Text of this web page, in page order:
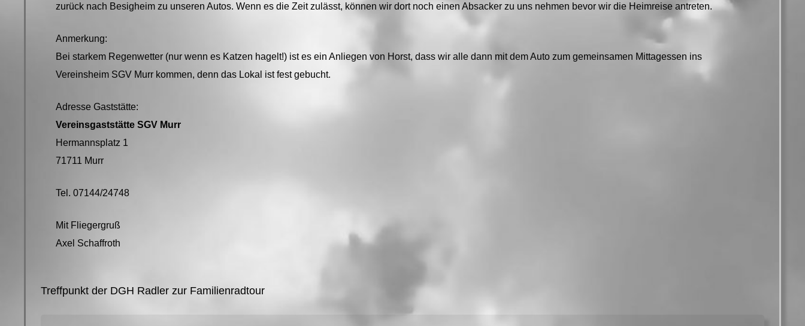
zurück nach Besigheim zu unseren Autos. Wenn es die Zeit zulässt, können wir dort noch einen Absacker zu uns nehmen bevor wir die Heimreise antreten.
Anmerkung:
Bei starkem Regenwetter (nur wenn es Katzen hagelt!) ist es ein Anliegen von Horst, dass wir alle dann mit dem Auto zum gemeinsamen Mittagessen ins
Vereinsheim SGV Murr kommen, denn das Lokal ist fest gebucht.
Adresse Gaststätte:
Vereinsgaststätte SGV Murr
Hermannsplatz 1
71711 Murr
Tel. 07144/24748
Mit Fliegergruß
Axel Schaffroth
Treffpunkt der DGH Radler zur Familienradtour